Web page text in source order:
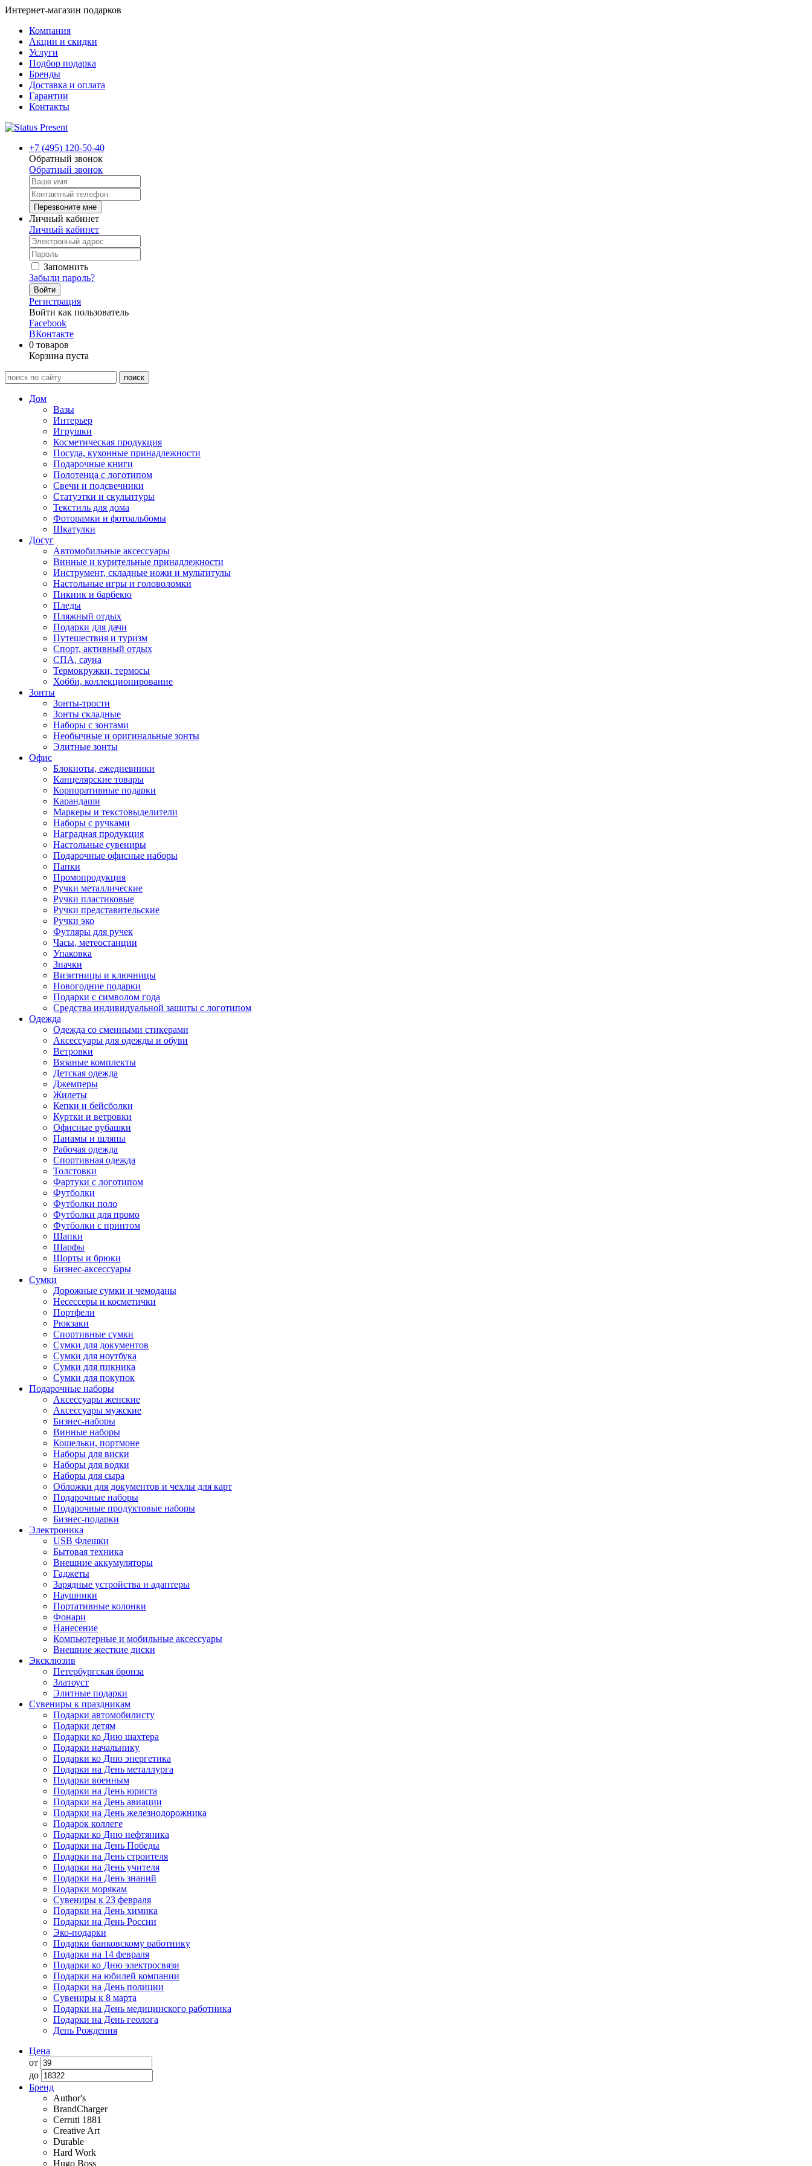
Интернет-магазин подарков
Компания
Акции и скидки
Услуги
Подбор подарка
Бренды
Доставка и оплата
Гарантии
Контакты
+7 (495) 120-50-40
Обратный звонок
Обратный звонок
Перезвоните мне
Личный кабинет
Личный кабинет
Запомнить
Забыли пароль?
Войти
Регистрация
Войти как пользователь
Facebook
ВКонтакте
0 товаров
Корзина пуста
Дом
Вазы
Интерьер
Игрушки
Косметическая продукция
Посуда, кухонные принадлежности
Подарочные книги
Полотенца с логотипом
Свечи и подсвечники
Статуэтки и скульптуры
Текстиль для дома
Фоторамки и фотоальбомы
Шкатулки
Досуг
Автомобильные аксессуары
Винные и курительные принадлежности
Инструмент, складные ножи и мультитулы
Настольные игры и головоломки
Пикник и барбекю
Пледы
Пляжный отдых
Подарки для дачи
Путешествия и туризм
Спорт, активный отдых
СПА, сауна
Термокружки, термосы
Хобби, коллекционирование
Зонты
Зонты-трости
Зонты складные
Наборы с зонтами
Необычные и оригинальные зонты
Элитные зонты
Офис
Блокноты, ежедневники
Канцелярские товары
Корпоративные подарки
Карандаши
Маркеры и текстовыделители
Наборы с ручками
Наградная продукция
Настольные сувениры
Подарочные офисные наборы
Папки
Промопродукция
Ручки металлические
Ручки пластиковые
Ручки представительские
Ручки эко
Футляры для ручек
Часы, метеостанции
Упаковка
Значки
Визитницы и ключницы
Новогодние подарки
Подарки с символом года
Средства индивидуальной защиты с логотипом
Одежда
Одежда со сменными стикерами
Аксессуары для одежды и обуви
Ветровки
Вязаные комплекты
Детская одежда
Джемперы
Жилеты
Кепки и бейсболки
Куртки и ветровки
Офисные рубашки
Панамы и шляпы
Рабочая одежда
Спортивная одежда
Толстовки
Фартуки с логотипом
Футболки
Футболки поло
Футболки для промо
Футболки с принтом
Шапки
Шарфы
Шорты и брюки
Бизнес-аксессуары
Сумки
Дорожные сумки и чемоданы
Несессеры и косметички
Портфели
Рюкзаки
Спортивные сумки
Сумки для документов
Сумки для ноутбука
Сумки для пикника
Сумки для покупок
Подарочные наборы
Аксессуары женские
Аксессуары мужские
Бизнес-наборы
Винные наборы
Кошельки, портмоне
Наборы для виски
Наборы для водки
Наборы для сыра
Обложки для документов и чехлы для карт
Подарочные наборы
Подарочные продуктовые наборы
Бизнес-подарки
Электроника
USB Флешки
Бытовая техника
Внешние аккумуляторы
Гаджеты
Зарядные устройства и адаптеры
Наушники
Портативные колонки
Фонари
Нанесение
Компьютерные и мобильные аксессуары
Внешние жесткие диски
Эксклюзив
Петербургская бронза
Златоуст
Элитные подарки
Сувениры к праздникам
Подарки автомобилисту
Подарки детям
Подарки ко Дню шахтера
Подарки начальнику
Подарки ко Дню энергетика
Подарки на День металлурга
Подарки военным
Подарки на День юриста
Подарки на День авиации
Подарки на День железнодорожника
Подарок коллеге
Подарки ко Дню нефтяника
Подарки на День Победы
Подарки на День строителя
Подарки на День учителя
Подарки на День знаний
Подарки морякам
Сувениры к 23 февраля
Подарки на День химика
Подарки на День России
Эко-подарки
Подарки банковскому работнику
Подарки на 14 февраля
Подарки ко Дню электросвязи
Подарки на юбилей компании
Подарки на День полиции
Сувениры к 8 марта
Подарки на День медицинского работника
Подарки на День геолога
День Рождения
Цена
от
до
Бренд
Author's
BrandCharger
Cerruti 1881
Creative Art
Durable
Hard Work
Hugo Boss